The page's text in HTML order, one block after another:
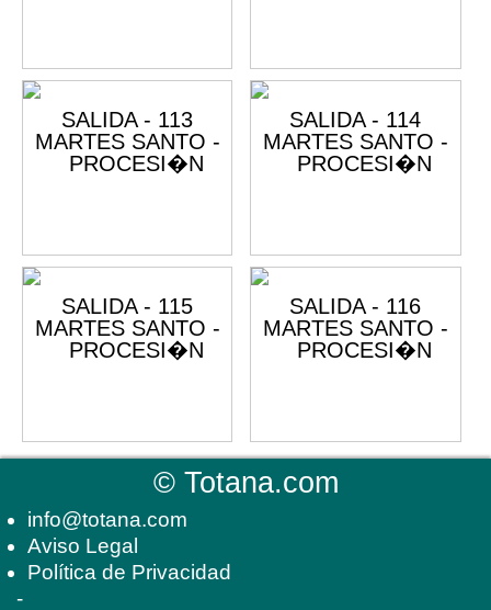
©Totana.com
info@totana.com
Aviso Legal
Política de Privacidad
-